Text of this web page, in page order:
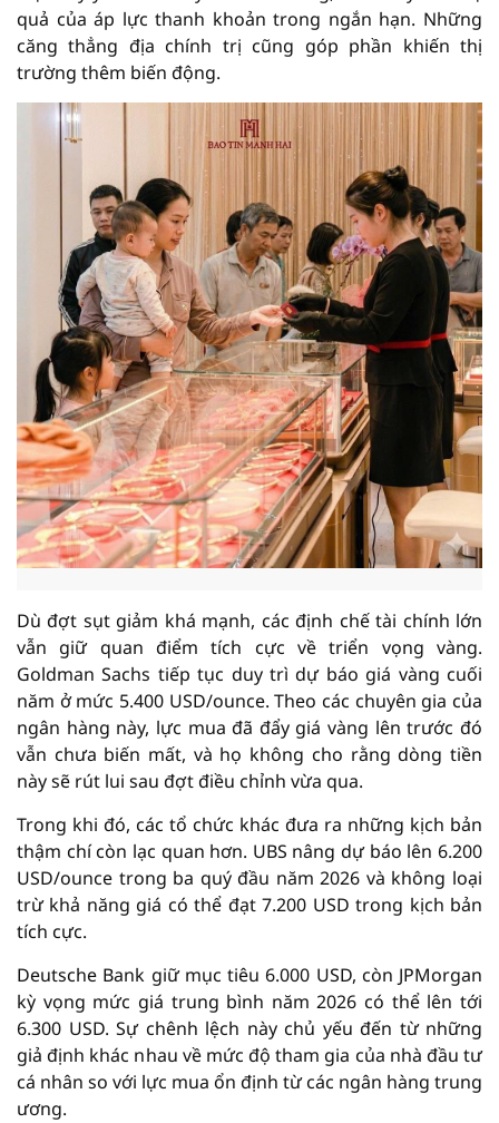
quả của áp lực thanh khoản trong ngắn hạn. Những
căng thẳng địa chính trị cũng góp phần khiến thị
trường thêm biến động.
Dù đợt sụt giảm khá mạnh, các định chế tài chính lớn
vẫn giữ quan điểm tích cực về triển vọng vàng.
Goldman Sachs tiếp tục duy trì dự báo giá vàng cuối
năm ở mức 5.400 USD/ounce. Theo các chuyên gia của
ngân hàng này, lực mua đã đẩy giá vàng lên trước đó
vẫn chưa biến mất, và họ không cho rằng dòng tiền
này sẽ rút lui sau đợt điều chỉnh vừa qua.
Trong khi đó, các tổ chức khác đưa ra những kịch bản
thậm chí còn lạc quan hơn. UBS nâng dự báo lên 6.200
USD/ounce trong ba quý đầu năm 2026 và không loại
trừ khả năng giá có thể đạt 7.200 USD trong kịch bản
tích cực.
Deutsche Bank giữ mục tiêu 6.000 USD, còn JPMorgan
kỳ vọng mức giá trung bình năm 2026 có thể lên tới
6.300 USD. Sự chênh lệch này chủ yếu đến từ những
giả định khác nhau về mức độ tham gia của nhà đầu tư
cá nhân so với lực mua ổn định từ các ngân hàng trung
ương.